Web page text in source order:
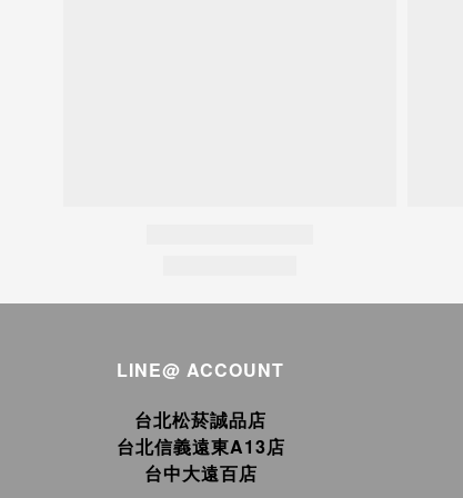
LINE@ ACCOUNT
台北松菸誠品店
台北信義遠東A13店
台中大遠百店